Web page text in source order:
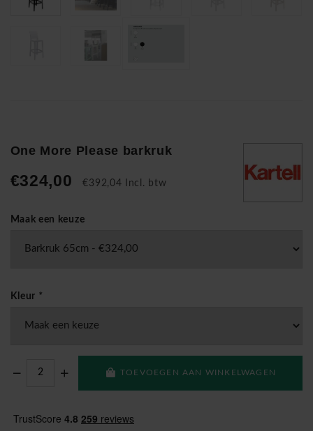
One More Please barkruk
€324,00 €392,04 Incl. btw
Maak een keuze
Kleur *
TOEVOEGEN AAN WINKELWAGEN